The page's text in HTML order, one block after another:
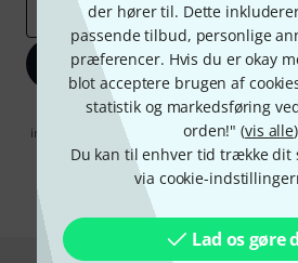
der hører til. Dette
passende tilbud, personlige
præferencer. Hvis du er okay
blot acceptere brugen af
statistik og markedsføring
orden!" (vis alle
Du kan til enhver tid trække dit
via cookie-
Lad os gøre
Email adresse*
Tilmeld dig nu
Når jeg klikker på "Tilmeld dig nu",
indforstået med at modtage e-mail-
helst trækkes tilbage. Find yderligere
informationer om